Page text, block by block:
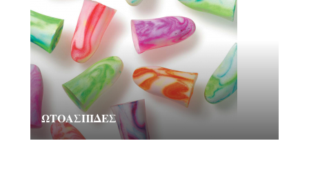
ΩΤΟΑΣΠΊΔΕΣ